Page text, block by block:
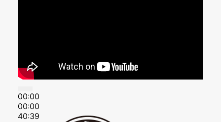
00:00
00:00
40:39